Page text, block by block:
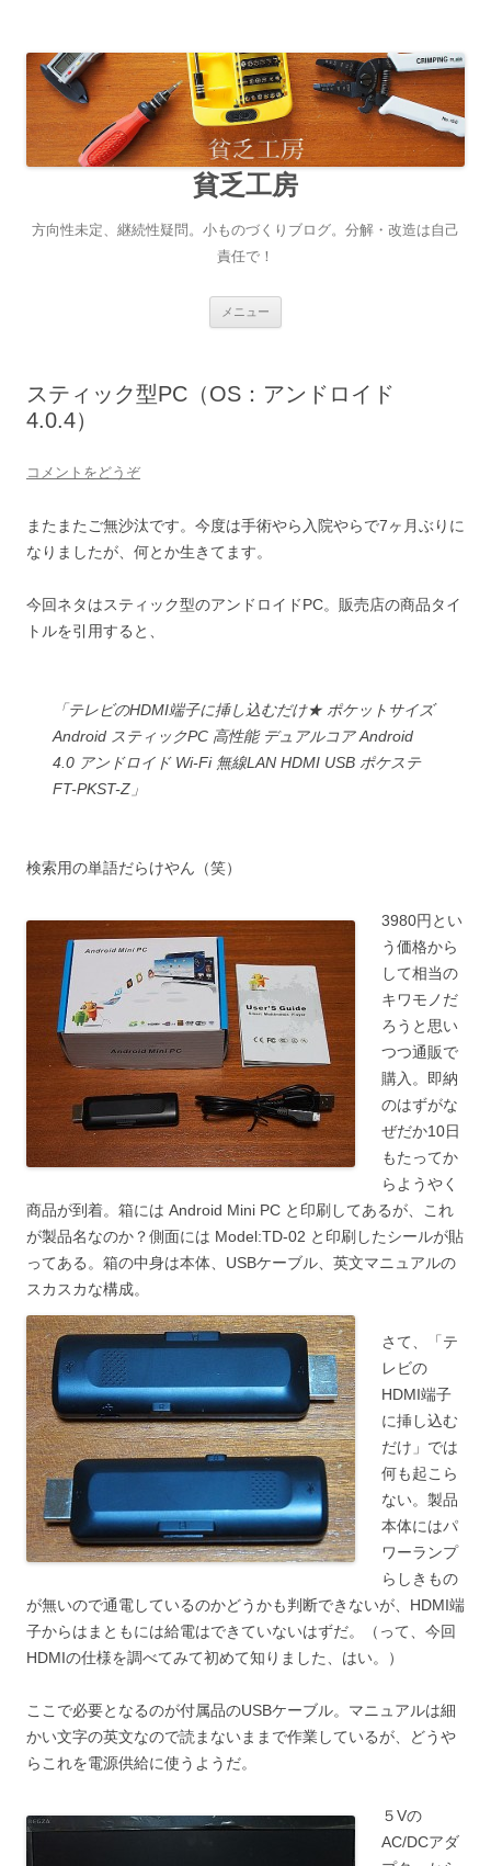
貧乏工房
方向性未定、継続性疑問。小ものづくりブログ。分解・改造は自己
責任で！
メニュー
スティック型PC（OS：アンドロイド
4.0.4）
コメントをどうぞ
またまたご無沙汰です。今度は手術やら入院やらで7ヶ月ぶりに
なりましたが、何とか生きてます。
今回ネタはスティック型のアンドロイドPC。販売店の商品タイ
トルを引用すると、
「テレビのHDMI端子に挿し込むだけ★ ポケットサイズ
Android スティックPC 高性能 デュアルコア Android
4.0 アンドロイド Wi-Fi 無線LAN HDMI USB ポケステ
FT-PKST-Z」
検索用の単語だらけやん（笑）
3980円とい
う価格から
して相当の
キワモノだ
ろうと思い
つつ通販で
購入。即納
のはずがな
ぜだか10日
もたってか
らようやく
商品が到着。箱には Android Mini PC と印刷してあるが、これ
が製品名なのか？側面には Model:TD-02 と印刷したシールが貼
ってある。箱の中身は本体、USBケーブル、英文マニュアルの
スカスカな構成。
さて、「テ
レビの
HDMI端子
に挿し込む
だけ」では
何も起こら
ない。製品
本体にはパ
ワーランプ
らしきもの
が無いので通電しているのかどうかも判断できないが、HDMI端
子からはまともには給電はできていないはずだ。（って、今回
HDMIの仕様を調べてみて初めて知りました、はい。）
ここで必要となるのが付属品のUSBケーブル。マニュアルは細
かい文字の英文なので読まないままで作業しているが、どうや
らこれを電源供給に使うようだ。
５Vの
AC/DCアダ